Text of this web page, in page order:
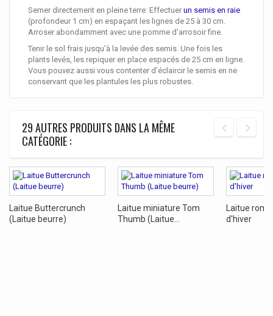
Semer directement en pleine terre: Effectuer un semis en raie
(profondeur 1 cm) en espaçant les lignes de 25 à 30 cm.
Arroser abondamment avec une pomme d'arrosoir fine.
Tenir le sol frais jusqu’à la levée des semis. Une fois les
plants levés, les repiquer en place espacés de 25 cm en ligne.
Vous pouvez aussi vous contenter d’éclaircir le semis en ne
conservant que les plantules les plus robustes.
29 AUTRES PRODUITS DANS LA MÊME
CATÉGORIE :
Laitue Buttercrunch
(Laitue beurre)
Laitue miniature Tom
Thumb (Laitue...
Laitue
d'hiver